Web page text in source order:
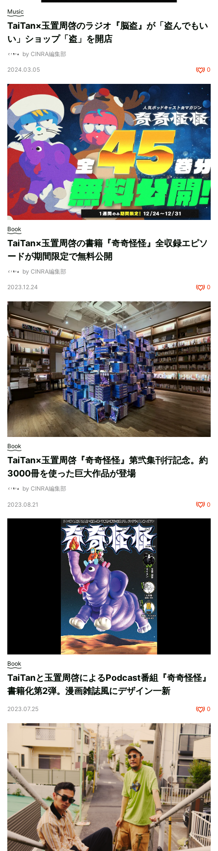
Music
TaiTan×玉置周啓のラジオ『脳盗』が「盗んでもい
い」ショップ「盗」を開店
by CINRA編集部
2024.03.05 0
Book
TaiTan×玉置周啓の書籍『奇奇怪怪』全収録エピソ
ードが期間限定で無料公開
by CINRA編集部
2023.12.24 0
Book
TaiTan×玉置周啓『奇奇怪怪』第弐集刊行記念。約
3000冊を使った巨大作品が登場
by CINRA編集部
2023.08.21 0
Book
TaiTanと玉置周啓によるPodcast番組『奇奇怪怪』
書籍化第2弾。漫画雑誌風にデザイン一新
2023.07.25 0